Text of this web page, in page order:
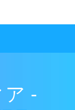
ア -